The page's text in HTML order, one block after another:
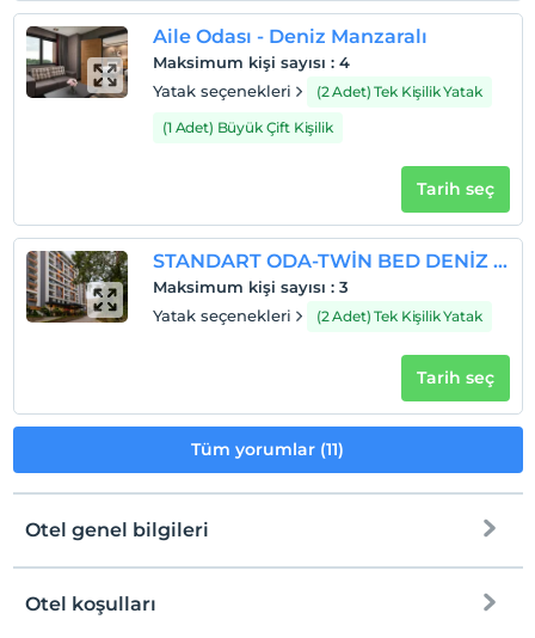
Aile Odası - Deniz Manzaralı
Maksimum kişi sayısı : 4
Yatak seçenekleri
(2 Adet) Tek Kişilik Yatak
(1 Adet) Büyük Çift Kişilik
Tarih seç
STANDART ODA-TWİN BED DENİZ MANZARALI
Maksimum kişi sayısı : 3
Yatak seçenekleri
(2 Adet) Tek Kişilik Yatak
Tarih seç
Tüm yorumlar (11)
Otel genel bilgileri
Otel koşulları